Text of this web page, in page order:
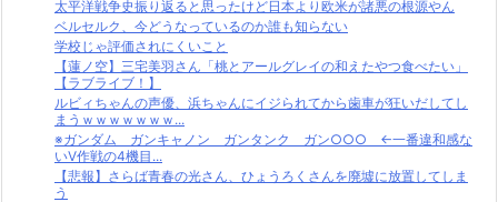
太平洋戦争史振り返ると思ったけど日本より欧米が諸悪の根源やん
ベルセルク、今どうなっているのか誰も知らない
学校じゃ評価されにくいこと
【蓮ノ空】三宅美羽さん「桃とアールグレイの和えたやつ食べたい」
【ラブライブ！】
ルビィちゃんの声優、浜ちゃんにイジられてから歯車が狂いだしてし
まうｗｗｗｗｗｗｗ...
※ガンダム ガンキャノン ガンタンク ガン○○○ ←一番違和感な
いV作戦の4機目...
【悲報】さらば青春の光さん、ひょうろくさんを廃墟に放置してしま
う